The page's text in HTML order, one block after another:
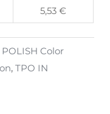
5,53€
POLISH Color
,TPO IN